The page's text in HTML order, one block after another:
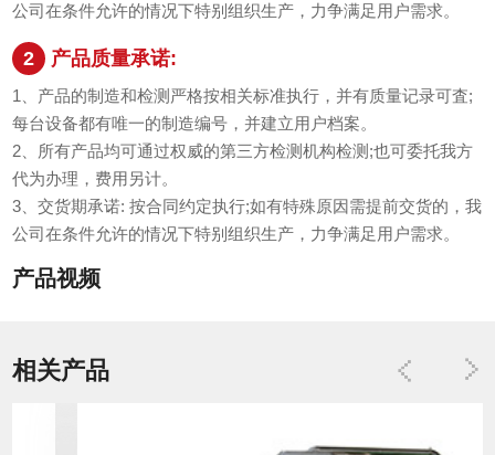
公司在条件允许的情况下特别组织生产，力争满足用户需求。
2 产品质量承诺:
1、产品的制造和检测严格按相关标准执行，并有质量记录可査;
每台设备都有唯一的制造编号，并建立用户档案。
2、所有产品均可通过权威的第三方检测机构检测;也可委托我方
代为办理，费用另计。
3、交货期承诺: 按合同约定执行;如有特殊原因需提前交货的，我
公司在条件允许的情况下特别组织生产，力争满足用户需求。
产品视频
相关产品